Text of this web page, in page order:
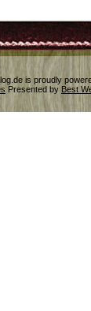
is proudly
Presented by Best